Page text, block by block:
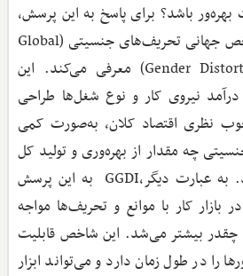
باشد؟ برای پاسخ به این پرسش،
مقاله شاخصی به نام شاخص جهانی تحریف‌های جنسیتی (Global
Gender Distortions Index – GGDI) معرفی می‌کند. این
نیروی کار و نوع شغل‌ها طراحی
نظری اقتصاد کلان، به‌صورت کمی
چه مقدار از بهره‌وری و تولید کل
اقتصاد را کاهش می‌دهد. به عبارت دیگر،GGDI به این پرسش
بازار کار با موانع و تحریف‌ها مواجه
چقدر بیشتر می‌شد. این شاخص قابلیت
را در طول زمان دارد و می‌تواند ابزار